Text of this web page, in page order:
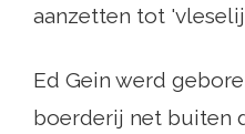
aanzetten tot
Ed Gein werd
boerderij net buiten